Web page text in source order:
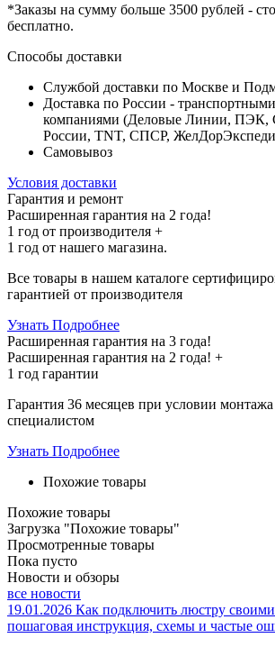
*Заказы на сумму больше 3500 рублей -
бесплатно.
Способы доставки
Службой доставки по Москве и
Доставка по России -
компаниями (Деловые Линии, ПЭК,
России, TNT, СПСР,
Самовывоз
Условия доставки
Гарантия и ремонт
Расширенная гарантия на 2 года!
1 год от производителя +
1 год от нашего магазина.
Все товары в нашем каталоге
гарантией от производителя
Узнать Подробнее
Расширенная гарантия на 3 года!
Расширенная гарантия на 2 года! +
1 год гарантии
Гарантия 36 месяцев при условии
специалистом
Узнать Подробнее
Похожие товары
Похожие товары
Загрузка "Похожие товары"
Просмотренные товары
Пока пусто
Новости и обзоры
все новости
19.01.2026 Как подключить люстру
пошаговая инструкция, схемы и частые